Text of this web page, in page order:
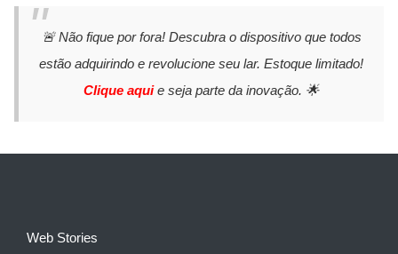
🚨 Não fique por fora! Descubra o dispositivo que todos
estão adquirindo e revolucione seu lar. Estoque limitado!
Clique aquie seja parte da inovação. 🌟
Web Stories